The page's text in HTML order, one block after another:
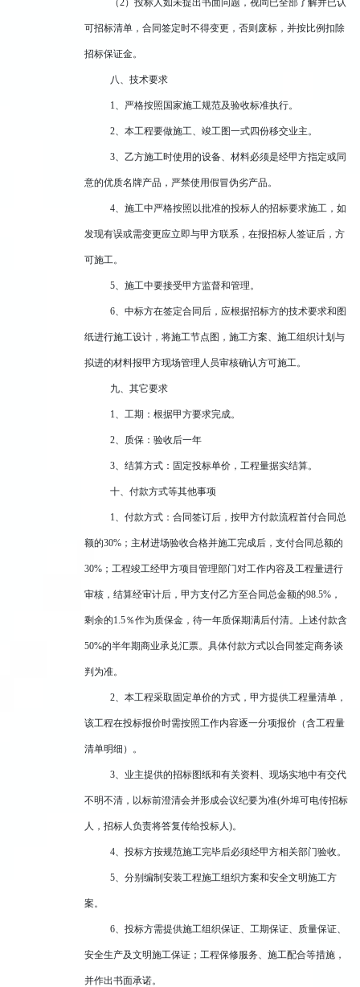
（2）投标人如未提出书面问题，视同已全部了解并已认
可招标清单，合同签定时不得变更，否则废标，并按比例扣除
招标保证金。
八、技术要求
1、严格按照国家施工规范及验收标准执行。
2、本工程要做施工、竣工图一式四份移交业主。
3、 乙方施工时使用的设备、材料必须是经甲方指定或同
意的优质名牌产品，严禁使用假冒伪劣产品。
4、施工中严格按照以批准的投标人的招标要求施工，如
发现有误或需变更应立即与甲方联系，在报招标人签证后，方
可施工。
5、 施工中要接受甲方监督和管理。
6、中标方在签定合同后，应根据招标方的技术要求和图
纸进行施工设计，将施工节点图，施工方案、施工组织计划与
拟进的材料报甲方现场管理人员审核确认方可施工。
九、其它要求
1、工期：根据甲方要求完成。
2、质保：验收后一年
3、结算方式：固定投标单价，工程量据实结算。
十、付款方式等其他事项
1、付款方式：合同签订后，按甲方付款流程首付合同总
额的30%；主材进场验收合格并施工完成后，支付合同总额的
30%；工程竣工经甲方项目管理部门对工作内容及工程量进行
审核，结算经审计后，甲方支付乙方至合同总金额的98.5%，
剩余的1.5％作为质保金，待一年质保期满后付清。上述付款含
50%的半年期商业承兑汇票。具体付款方式以合同签定商务谈
判为准。
2、本工程采取固定单价的方式，甲方提供工程量清单，
该工程在投标报价时需按照工作内容逐一分项报价（含工程量
清单明细）。
3、业主提供的招标图纸和有关资料、现场实地中有交代
不明不清，以标前澄清会并形成会议纪要为准(外埠可电传招标
人，招标人负责将答复传给投标人)。
4、投标方按规范施工完毕后必须经甲方相关部门验收。
5、分别编制安装工程施工组织方案和安全文明施工方
案。
6、投标方需提供施工组织保证、工期保证、质量保证、
安全生产及文明施工保证；工程保修服务、施工配合等措施，
并作出书面承诺。